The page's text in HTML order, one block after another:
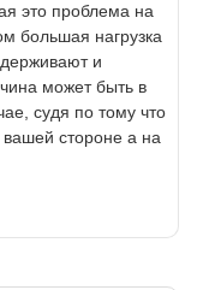
это проблема на
большая нагрузка
и
может быть в
судя по тому что
стороне а на